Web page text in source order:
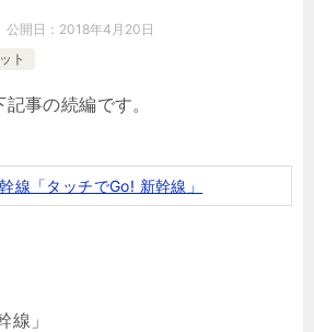
公開日： 2018年4月20日
ト
事の続編です。
線「タッチでGo! 新幹線」
線」